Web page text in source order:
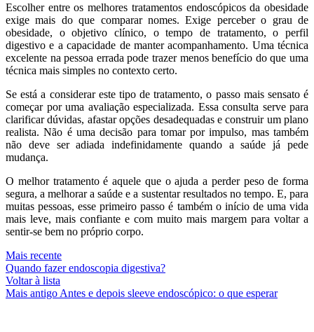
Escolher entre os melhores tratamentos endoscópicos da obesidade
exige mais do que comparar nomes. Exige perceber o grau de
obesidade, o objetivo clínico, o tempo de tratamento, o perfil
digestivo e a capacidade de manter acompanhamento. Uma técnica
excelente na pessoa errada pode trazer menos benefício do que uma
técnica mais simples no contexto certo.
Se está a considerar este tipo de tratamento, o passo mais sensato é
começar por uma avaliação especializada. Essa consulta serve para
clarificar dúvidas, afastar opções desadequadas e construir um plano
realista. Não é uma decisão para tomar por impulso, mas também
não deve ser adiada indefinidamente quando a saúde já pede
mudança.
O melhor tratamento é aquele que o ajuda a perder peso de forma
segura, a melhorar a saúde e a sustentar resultados no tempo. E, para
muitas pessoas, esse primeiro passo é também o início de uma vida
mais leve, mais confiante e com muito mais margem para voltar a
sentir-se bem no próprio corpo.
Mais recente
Quando fazer endoscopia digestiva?
Voltar à lista
Mais antigo Antes e depois sleeve endoscópico: o que esperar